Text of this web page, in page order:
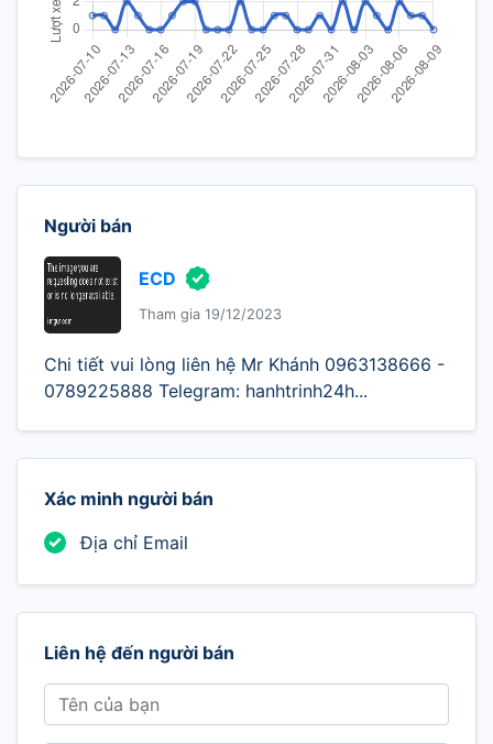
Người bán
ECD
Tham gia 19/12/2023
Chi tiết vui lòng liên hệ Mr Khánh 0963138666 -
0789225888 Telegram: hanhtrinh24h...
Xác minh người bán
Địa chỉ Email
Liên hệ đến người bán